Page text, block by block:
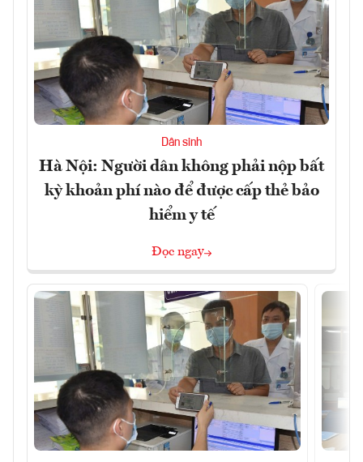
Dân sinh
Hà Nội: Người dân không phải nộp bất
kỳ khoản phí nào để được cấp thẻ bảo
hiểm y tế
Đọc ngay